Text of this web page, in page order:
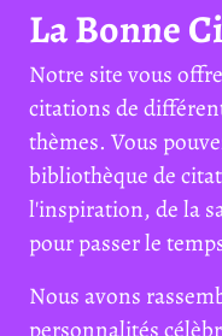
La Bonne
Notre site vous
citations de
thèmes. Vous
bibliothèque de
l'inspiration, de la
pour passer le
Nous avons
personnalités